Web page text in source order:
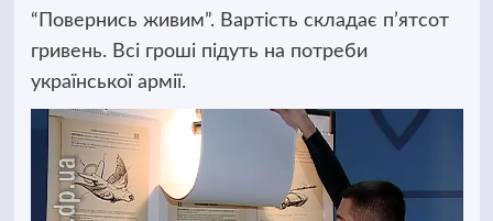
“Повернись живим”. Вартість складає п’ятсот
гривень. Всі гроші підуть на потреби
української армії.
Відеопрогравач